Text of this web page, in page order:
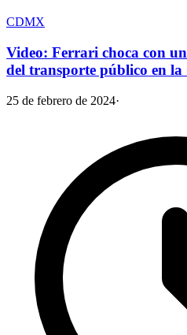
CDMX
Video: Ferrari choca con
del transporte público en la
25 de febrero de 2024·